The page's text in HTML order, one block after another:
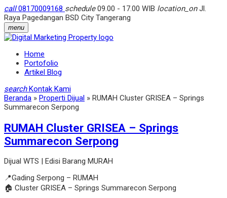
call08170009168 schedule09.00 - 17.00 WIB location_onJl.
Raya Pagedangan BSD City Tangerang
menu
Home
Portofolio
Artikel Blog
search Kontak Kami
Beranda » Properti Dijual » RUMAH Cluster GRISEA – Springs
Summarecon Serpong
RUMAH Cluster GRISEA – Springs
Summarecon Serpong
Dijual WTS | Edisi Barang MURAH
📍Gading Serpong – RUMAH
🏠 Cluster GRISEA – Springs Summarecon Serpong